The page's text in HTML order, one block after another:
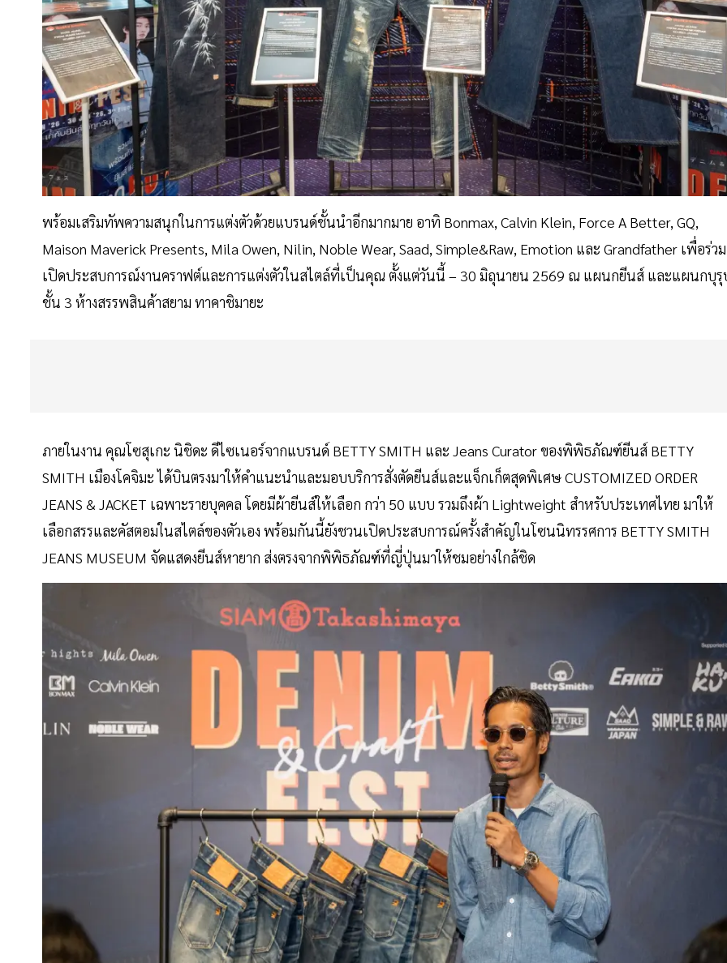
พร้อมเสริมทัพความสนุกในการแต่งตัวด้วยแบรนด์ชั้นนำอีกมากมาย อาทิ Bonmax, Calvin Klein, Force A Better, GQ,
Maison Maverick Presents, Mila Owen, Nilin, Noble Wear, Saad, Simple&Raw, Emotion และ Grandfather เพื่อร่วม
เปิดประสบการณ์งานคราฟต์และการแต่งตัวในสไตล์ที่เป็นคุณ ตั้งแต่วันนี้ – 30 มิถุนายน 2569 ณ แผนกยีนส์ และแผนกบุ
ชั้น 3 ห้างสรรพสินค้าสยาม ทาคาชิมายะ
ภายในงาน คุณโซสุเกะ นิชิดะ ดีไซเนอร์จากแบรนด์ BETTY SMITH และ Jeans Curator ของพิพิธภัณฑ์ยีนส์ BETTY
SMITH เมืองโคจิมะ ได้บินตรงมาให้คำแนะนำและมอบบริการสั่งตัดยีนส์และแจ็กเก็ตสุดพิเศษ CUSTOMIZED ORDER
JEANS & JACKET เฉพาะรายบุคคล โดยมีผ้ายีนส์ให้เลือก กว่า 50 แบบ รวมถึงผ้า Lightweight สำหรับประเทศไทย มาให้
เลือกสรรและคัสตอมในสไตล์ของตัวเอง พร้อมกันนี้ยังชวนเปิดประสบการณ์ครั้งสำคัญในโซนนิทรรศการ BETTY SMITH
JEANS MUSEUM จัดแสดงยีนส์หายาก ส่งตรงจากพิพิธภัณฑ์ที่ญี่ปุ่นมาให้ชมอย่างใกล้ชิด